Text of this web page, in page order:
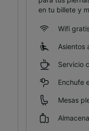
en tu billete y
Wifi
Asientos
Servicio
Enchufe
Mesas